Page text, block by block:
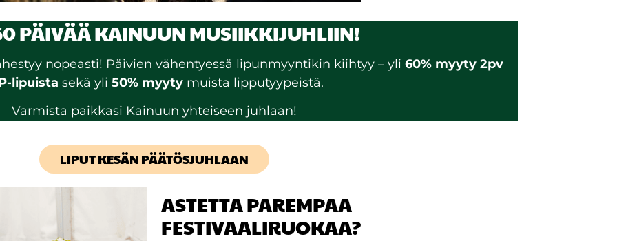
PÄIVÄÄ KAINUUN MUSIIKKIJUHLIIN!
nopeasti! Päivien vähentyessä lipunmyyntikin kiihtyy – yli 60% myyty 2pv
lipuista sekä yli 50% myyty muista lipputyypeistä.
Varmista paikkasi Kainuun yhteiseen juhlaan!
LIPUT KESÄN PÄÄTÖSJUHLAAN
ASTETTA PAREMPAA
FESTIVAALIRUOKAA?